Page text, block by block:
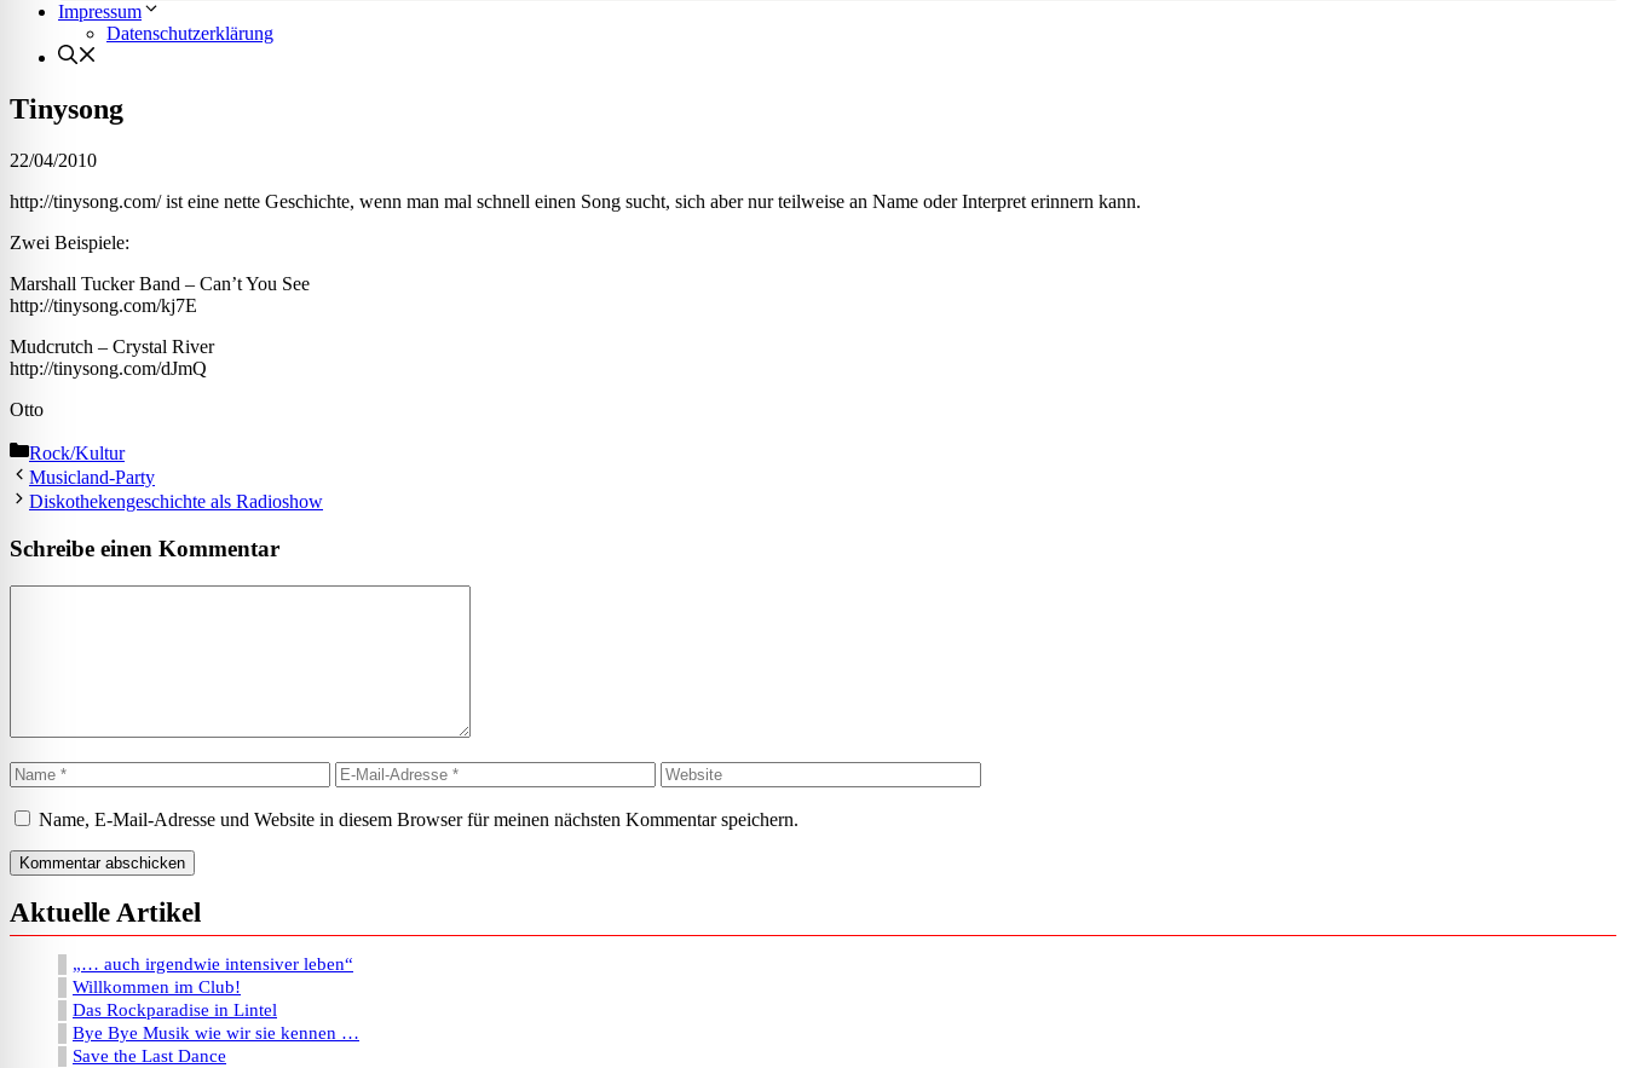
Impressum
Datenschutzerklärung
Tinysong
22/04/2010
http://tinysong.com/ ist eine nette Geschichte, wenn man mal schnell einen Song sucht, sich aber nur teilweise an Name oder Interpret erinnern kann.
Zwei Beispiele:
Marshall Tucker Band – Can’t You See
http://tinysong.com/kj7E
Mudcrutch – Crystal River
http://tinysong.com/dJmQ
Otto
Kategorien
Rock/Kultur
Musicland-Party
Diskothekengeschichte als Radioshow
Schreibe einen Kommentar
Name
E-
Mail-
Adresse
Website
Name, E-Mail-Adresse und Website in diesem Browser für meinen nächsten Kommentar speichern.
Aktuelle Artikel
„… auch irgendwie intensiver leben“
Willkommen im Club!
Das Rockparadise in Lintel
Bye Bye Musik wie wir sie kennen …
Save the Last Dance
sicherer Modus